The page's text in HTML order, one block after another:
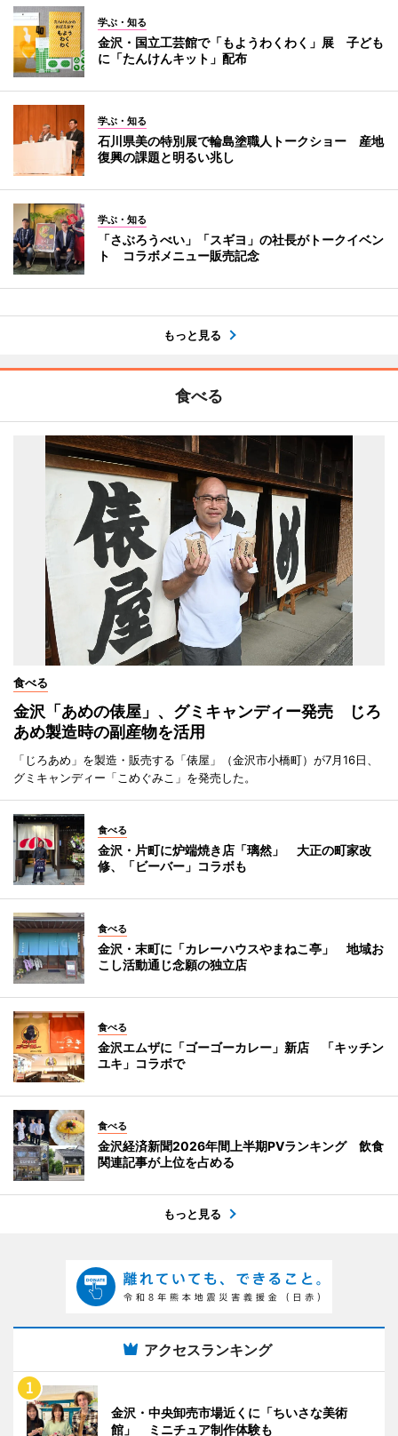
学ぶ・知る
金沢・国立工芸館で「もようわくわく」展 子ども
に「たんけんキット」配布
学ぶ・知る
石川県美の特別展で輪島塗職人トークショー 産地
復興の課題と明るい兆し
学ぶ・知る
「さぶろうべい」「スギヨ」の社長がトークイベン
ト コラボメニュー販売記念
もっと見る
食べる
食べる
金沢「あめの俵屋」、グミキャンディー発売 じろ
あめ製造時の副産物を活用
「じろあめ」を製造・販売する「俵屋」（金沢市小橋町）が7月16日、
グミキャンディー「こめぐみこ」を発売した。
食べる
金沢・片町に炉端焼き店「璃然」 大正の町家改
修、「ビーバー」コラボも
食べる
金沢・末町に「カレーハウスやまねこ亭」 地域お
こし活動通じ念願の独立店
食べる
金沢エムザに「ゴーゴーカレー」新店 「キッチン
ユキ」コラボで
食べる
金沢経済新聞2026年間上半期PVランキング 飲食
関連記事が上位を占める
もっと見る
アクセスランキング
金沢・中央卸売市場近くに「ちいさな美術
館」 ミニチュア制作体験も